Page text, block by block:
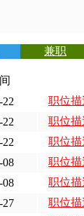
兼职
22
职位描
22
职位描
22
职位描
08
职位描
08
职位描
27
职位描